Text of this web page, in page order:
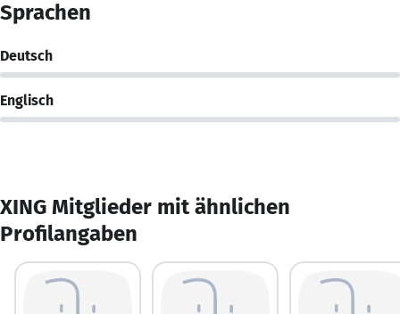
Sprachen
Deutsch
Englisch
XING Mitglieder mit ähnlichen
Profilangaben